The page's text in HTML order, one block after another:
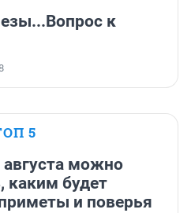
к
5
августа можно
каким будет
и поверья